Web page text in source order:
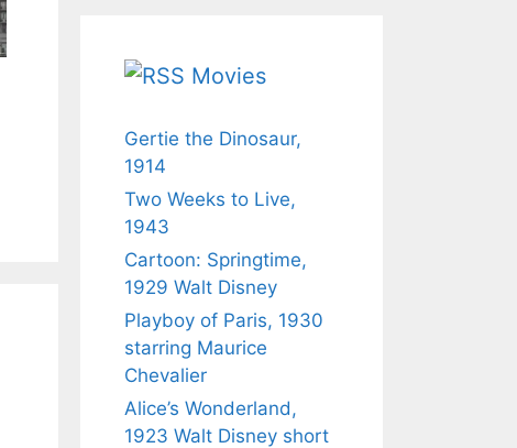
Movies
Gertie the Dinosaur,
1914
Two Weeks to Live,
1943
Cartoon: Springtime,
1929 Walt Disney
Playboy of Paris, 1930
starring Maurice
Chevalier
Alice’s Wonderland,
1923 Walt Disney short